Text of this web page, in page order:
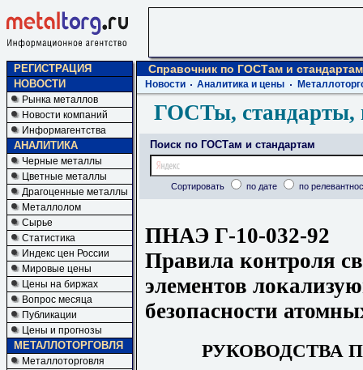
РЕГИСТРАЦИЯ
НОВОСТИ
Рынка металлов
Новости компаний
Информагентства
АНАЛИТИКА
Черные металлы
Цветные металлы
Драгоценные металлы
Металлолом
Сырье
Статистика
Индекс цен России
Мировые цены
Цены на биржах
Вопрос месяца
Публикации
Цены и прогнозы
МЕТАЛЛОТОРГОВЛЯ
Металлоторговля
Справочник по ГОСТам и стандартам
Новости Аналитика и цены
ГОСТы, стандарты,
Поиск по ГОСТам и стандартам
Сортировать по дате по
ПНАЭ Г-10-032-92
Правила контроля
элементов
безопасности
РУКОВОДСТВА